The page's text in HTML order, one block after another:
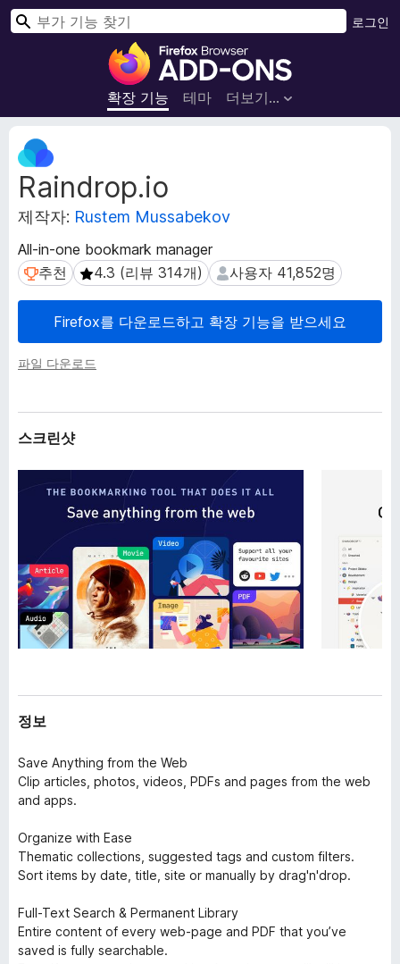
F
r
e
라
우
저
부
기
확장 기능 테마 더보기…
로그인
검
Raindrop.io
제작자: Rustem Mussabekov
All-in-one bookmark manager
추천추천 4.3 (리뷰 314개)
4.3 (리뷰 314개) 사용자 41,852명
사용자 41,852명
Firefox를 다운로드하고 확장 기능을 받으세요
파일 다운로드
확
장
메
타
데
터
스크린샷
정보
Save Anything from the Web
Clip articles, photos, videos, PDFs and pages from the web
and apps.
Organize with Ease
Thematic collections, suggested tags and custom filters.
Sort items by date, title, site or manually by drag'n'drop.
Full-Text Search & Permanent Library
Entire content of every web-page and PDF that you’ve
saved is fully searchable.